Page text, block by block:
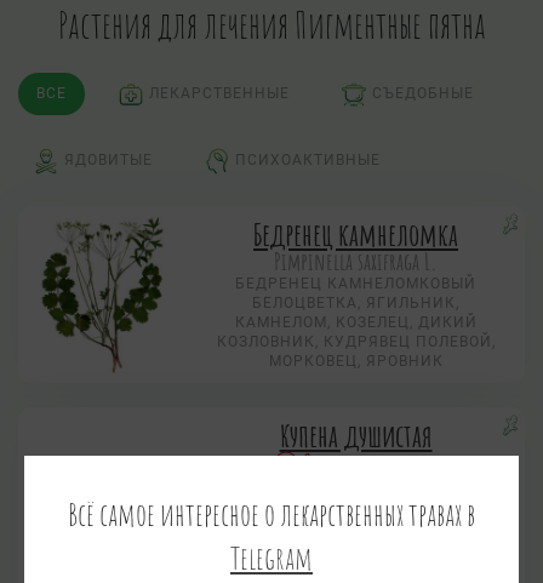
Растения для лечения Пигментные пятна
ВСЕ ЛЕКАРСТВЕННЫЕ СЪЕДОБНЫЕ
ЯДОВИТЫЕ ПСИХОАКТИВНЫЕ
Бедренец камнеломка
Pimpinella saxifraga L.
БЕДРЕНЕЦ КАМНЕЛОМКОВЫЙ
БЕЛОЦВЕТКА, ЯГИЛЬНИК,
КАМНЕЛОМ, КОЗЕЛЕЦ, ДИКИЙ
КОЗЛОВНИК, КУДРЯВЕЦ ПОЛЕВОЙ,
МОРКОВЕЦ, ЯРОВНИК
Купена душистая
Ядовитое растение
Polygonatum officinale All.
ВОЛЧЬИ ГЛАЗКИ, ВОЛЧЬИ ЯГОДЫ,
ВОРОНОВЫ ГЛАЗКИ, ВОРОНОВЫ
Всё самое интересное о лекарственных травах в
Telegram